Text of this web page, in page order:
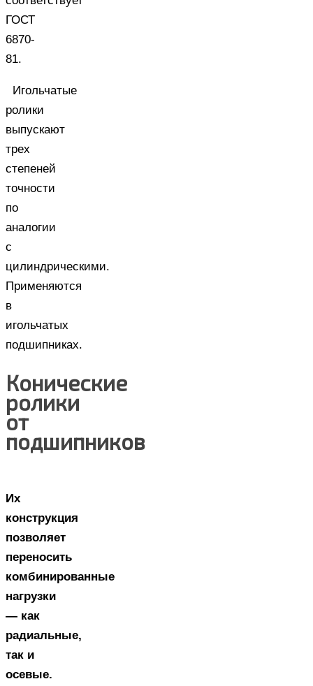
ГОСТ
6870-
81.
Игольчатые
ролики
выпускают
трех
степеней
точности
по
аналогии
с
цилиндрическими.
Применяются
в
игольчатых
подшипниках.
Конические
ролики
от
подшипников
Их
конструкция
позволяет
переносить
комбинированные
нагрузки
— как
радиальные,
так и
осевые.